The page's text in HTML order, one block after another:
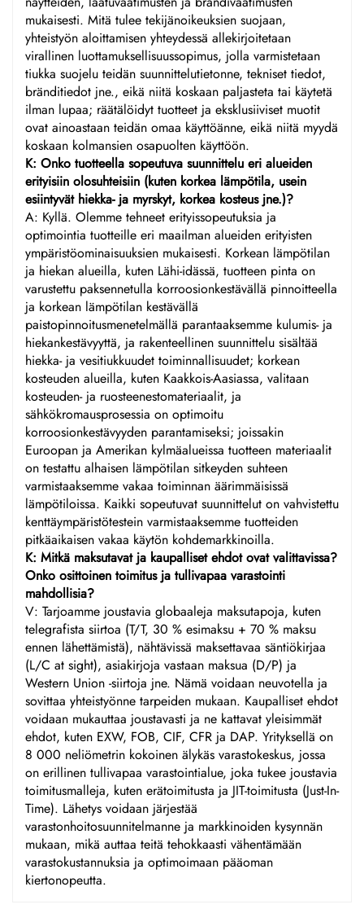
mukaisesti. Mitä tulee tekijänoikeuksien suojaan,
yhteistyön aloittamisen yhteydessä allekirjoitetaan
virallinen luottamuksellisuussopimus, jolla varmistetaan
tiukka suojelu teidän suunnittelutietonne, tekniset tiedot,
bränditiedot jne., eikä niitä koskaan paljasteta tai käytetä
ilman lupaa; räätälöidyt tuotteet ja eksklusiiviset muotit
ovat ainoastaan teidän omaa käyttöänne, eikä niitä myydä
koskaan kolmansien osapuolten käyttöön.
K: Onko tuotteella sopeutuva suunnittelu eri alueiden
erityisiin olosuhteisiin (kuten korkea lämpötila, usein
esiintyvät hiekka- ja myrskyt, korkea kosteus jne.)?
A: Kyllä. Olemme tehneet erityissopeutuksia ja
optimointia tuotteille eri maailman alueiden erityisten
ympäristöominaisuuksien mukaisesti. Korkean lämpötilan
ja hiekan alueilla, kuten Lähi-idässä, tuotteen pinta on
varustettu paksennetulla korroosionkestävällä pinnoitteella
ja korkean lämpötilan kestävällä
paistopinnoitusmenetelmällä parantaaksemme kulumis- ja
hiekankestävyyttä, ja rakenteellinen suunnittelu sisältää
hiekka- ja vesitiukkuudet toiminnallisuudet; korkean
kosteuden alueilla, kuten Kaakkois-Aasiassa, valitaan
kosteuden- ja ruosteenestomateriaalit, ja
sähkökromausprosessia on optimoitu
korroosionkestävyyden parantamiseksi; joissakin
Euroopan ja Amerikan kylmäalueissa tuotteen materiaalit
on testattu alhaisen lämpötilan sitkeyden suhteen
varmistaaksemme vakaa toiminnan äärimmäisissä
lämpötiloissa. Kaikki sopeutuvat suunnittelut on vahvistettu
kenttäympäristötestein varmistaaksemme tuotteiden
pitkäaikaisen vakaa käytön kohdemarkkinoilla.
K: Mitkä maksutavat ja kaupalliset ehdot ovat valittavissa?
Onko osittoinen toimitus ja tullivapaa varastointi
mahdollisia?
V: Tarjoamme joustavia globaaleja maksutapoja, kuten
telegrafista siirtoa (T/T, 30 % esimaksu + 70 % maksu
ennen lähettämistä), nähtävissä maksettavaa säntiökirjaa
(L/C at sight), asiakirjoja vastaan maksua (D/P) ja
Western Union -siirtoja jne. Nämä voidaan neuvotella ja
sovittaa yhteistyönne tarpeiden mukaan. Kaupalliset ehdot
voidaan mukauttaa joustavasti ja ne kattavat yleisimmät
ehdot, kuten EXW, FOB, CIF, CFR ja DAP. Yrityksellä on
8 000 neliömetrin kokoinen älykäs varastokeskus, jossa
on erillinen tullivapaa varastointialue, joka tukee joustavia
toimitusmalleja, kuten erätoimitusta ja JIT-toimitusta (Just-In-
Time). Lähetys voidaan järjestää
varastonhoitosuunnitelmanne ja markkinoiden kysynnän
mukaan, mikä auttaa teitä tehokkaasti vähentämään
varastokustannuksia ja optimoimaan pääoman
kiertonopeutta.